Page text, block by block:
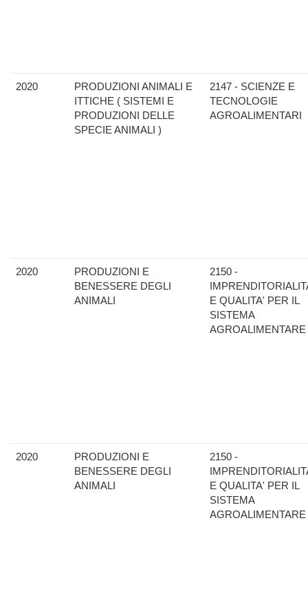
2020
PRODUZIONI ANIMALI E
ITTICHE ( SISTEMI E
PRODUZIONI DELLE
SPECIE ANIMALI )
2147 - SCIENZE E
TECNOLOGIE
AGROALIMENTARI
2020
PRODUZIONI E
BENESSERE DEGLI
ANIMALI
2150 -
E QUALITA' PER IL
SISTEMA
AGROALIMENTARE
2020
PRODUZIONI E
BENESSERE DEGLI
ANIMALI
2150 -
E QUALITA' PER IL
SISTEMA
AGROALIMENTARE